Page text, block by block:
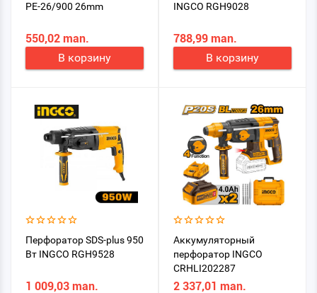
PE-26/900 26mm
550,02 man.
В корзину
INGCO RGH9028
788,99 man.
В корзину
Перфоратор SDS-plus 950
Вт INGCO RGH9528
1 009,03 man.
Аккумуляторный
перфоратор INGCO
CRHLI202287
2 337,01 man.